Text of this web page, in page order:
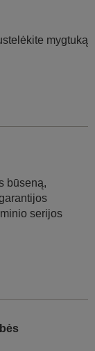
mygtuką
būseną,
serijos